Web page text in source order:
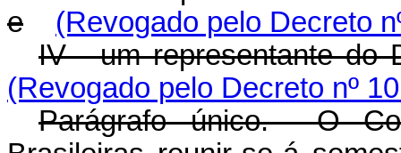
e
(Revogado pelo Decreto
IV - um representante do
(Revogado pelo Decreto nº
Parágrafo único. O